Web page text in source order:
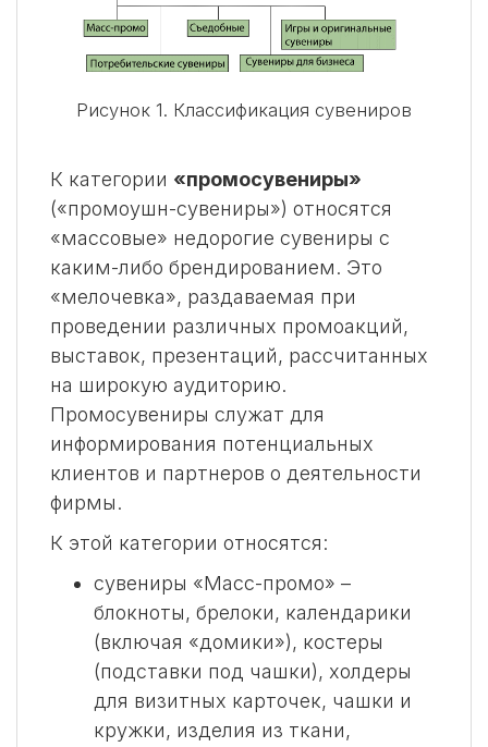
Рисунок 1. Классификация сувениров
К категории «промосувениры»
(«промоушн-сувениры») относятся
«массовые» недорогие сувениры с
каким-либо брендированием. Это
«мелочевка», раздаваемая при
проведении различных промоакций,
выставок, презентаций, рассчитанных
на широкую аудиторию.
Промосувениры служат для
информирования потенциальных
клиентов и партнеров о деятельности
фирмы.
К этой категории относятся:
сувениры «Масс-промо» –
блокноты, брелоки, календарики
(включая «домики»), костеры
(подставки под чашки), холдеры
для визитных карточек, чашки и
кружки, изделия из ткани,